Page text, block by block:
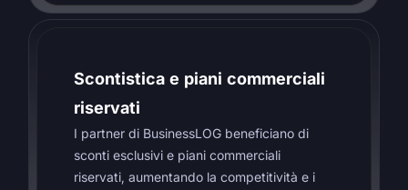
Scontistica e piani commerciali
riservati
I partner di BusinessLOG beneficiano di
sconti esclusivi e piani commerciali
riservati, aumentando la competitività e i